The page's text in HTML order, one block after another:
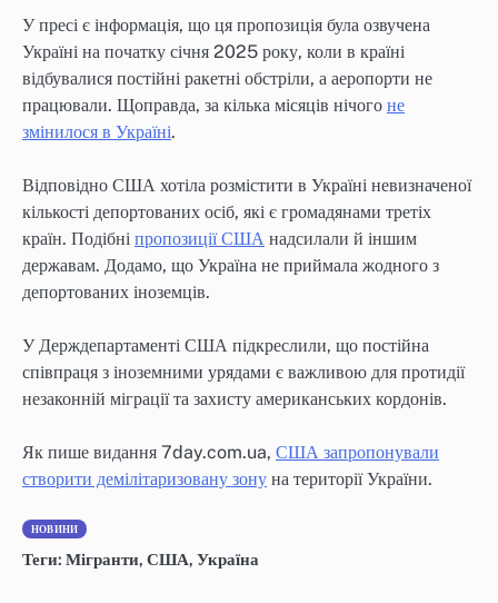
У пресі є інформація, що ця пропозиція була озвучена
Україні на початку січня 2025 року, коли в країні
відбувалися постійні ракетні обстріли, а аеропорти не
працювали. Щоправда, за кілька місяців нічого не
змінилося в Україні.
Відповідно США хотіла розмістити в Україні невизначеної
кількості депортованих осіб, які є громадянами третіх
країн. Подібні пропозиції США надсилали й іншим
державам. Додамо, що Україна не приймала жодного з
депортованих іноземців.
У Держдепартаменті США підкреслили, що постійна
співпраця з іноземними урядами є важливою для протидії
незаконній міграції та захисту американських кордонів.
Як пише видання 7day.com.ua, США запропонували
створити демілітаризовану зону на території України.
НОВИНИ
Теги: Мігранти, США, Україна